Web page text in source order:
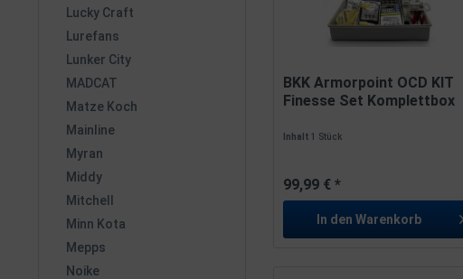
Lucky Craft
Lurefans
Lunker City
MADCAT
Matze Koch
Mainline
Myran
Middy
Mitchell
Minn Kota
Mepps
Noike
BKK Armorpoint OCD KIT
Finesse Set Komplettbox
Inhalt1 Stück
99,99 € *
In den Warenkorb